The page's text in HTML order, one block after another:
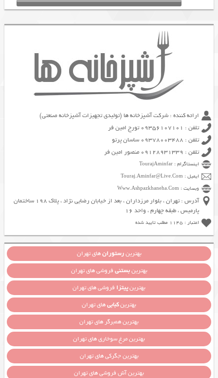
ارائه کننده : شرکت آشپزخانه ها (تولیدی تجهیزات آشپزخانه صنعتی)
تلفن : 09356107101 تورج امین فر
تلفن : 09378003488 ساسان پرتو
تلفن : 09128931339 منصور امین فر
اینستاگرام : TourajAminfar
ایمیل : Touraj.Aminfar@Live.Com
وبسایت : Www.Ashpazkhaneha.Com
آدرس : تهران ، بلوار مرزداران ، بعد از خیابان رضایی نژاد ، پلاک 198 ساختمان
پارمیس ، طبقه چهارم ، واحد 16
اعتبار : 1145 مطلب تایید شده
بهترینرستورانهای تهران
بهترینبستنی فروشی های تهران
بهترینپیتزا فروشی های تهران
بهترینکبابیهای تهران
بهترین همبرگر های تهران
بهترین مرغ سوخاری های تهران
بهترین جگرکی های تهران
بهترین آش فروشی های تهران